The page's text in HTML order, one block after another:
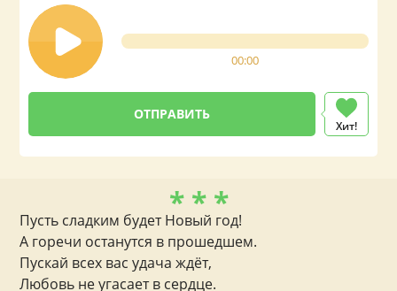
00:00
Хит!
* * *
Пусть сладким будет Новый год!
А горечи останутся в прошедшем.
Пускай всех вас удача ждёт,
Любовь не угасает в сердце.